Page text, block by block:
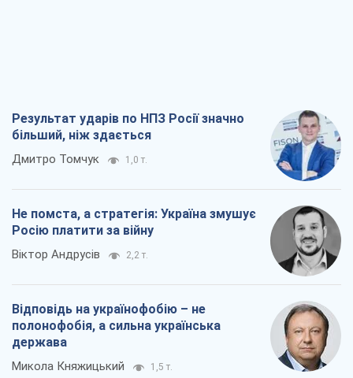
Результат ударів по НПЗ Росії значно
більший, ніж здається
Дмитро Томчук 1,0 т.
Не помста, а стратегія: Україна змушує
Росію платити за війну
Віктор Андрусів 2,2 т.
Відповідь на українофобію – не
полонофобія, а сильна українська
держава
Микола Княжицький 1,5 т.